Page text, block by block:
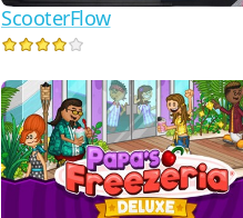
ScooterFlow